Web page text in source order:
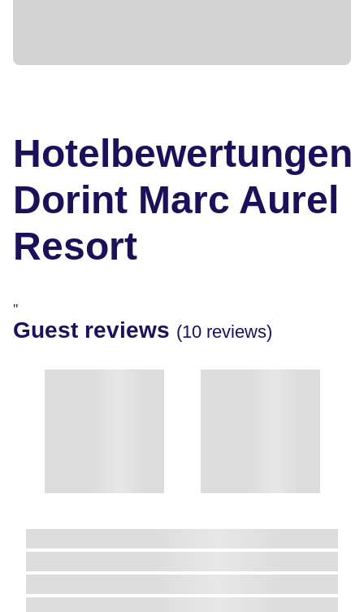
Hotelbewertungen
Dorint Marc Aurel
Resort
"
Guest reviews (10 reviews)